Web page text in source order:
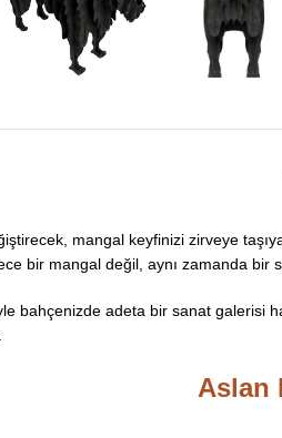
mangal keyfinizi zirveye
bir mangal değil, aynı zamanda
bahçenizde adeta bir sanat galerisi
Aslan